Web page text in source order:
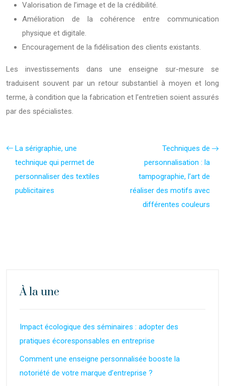
Valorisation de l’image et de la crédibilité.
Amélioration de la cohérence entre communication
physique et digitale.
Encouragement de la fidélisation des clients existants.
Les investissements dans une enseigne sur-mesure se
traduisent souvent par un retour substantiel à moyen et long
terme, à condition que la fabrication et l’entretien soient assurés
par des spécialistes.
La sérigraphie, une
technique qui permet de
personnaliser des textiles
publicitaires
Techniques de
personnalisation : la
tampographie, l’art de
réaliser des motifs avec
différentes couleurs
À la une
Impact écologique des séminaires : adopter des
pratiques écoresponsables en entreprise
Comment une enseigne personnalisée booste la
notoriété de votre marque d’entreprise ?